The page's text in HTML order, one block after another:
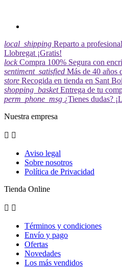
local_shipping Reparto a
Llobregat ¡Gratis!
lock Compra 100% Segura con
sentiment_satisfied Más de 40 años
store Recogida en tienda en Sant
shopping_basket Entrega de tu
perm_phone_msg ¿Tienes dudas?
Nuestra empresa
 
Aviso legal
Sobre nosotros
Política de Privacidad
Tienda Online
 
Términos y condiciones
Envío y pago
Ofertas
Novedades
Los más vendidos